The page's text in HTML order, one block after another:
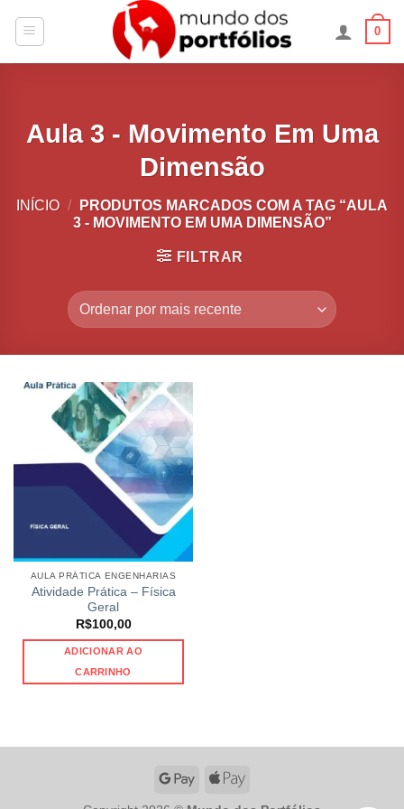
0
Aula 3 - Movimento Em Uma
Dimensão
INÍCIO /
PRODUTOS MARCADOS COM A TAG “AULA
3 - MOVIMENTO EM UMA DIMENSÃO”
FILTRAR
AULA PRÁTICA ENGENHARIAS
Atividade Prática – Física
Geral
R$100,00
ADICIONAR AO
CARRINHO